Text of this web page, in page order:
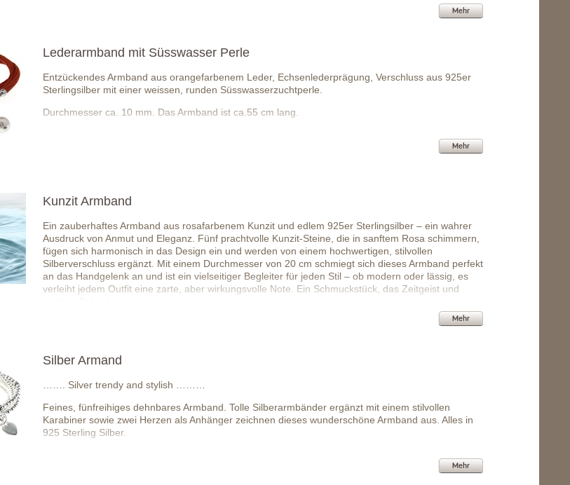
Mehr
Lederarmband mit Süsswasser Perle
Entzückendes Armband aus orangefarbenem Leder, Echsenlederprägung, Verschluss aus 925er
Sterlingsilber mit einer weissen, runden Süsswasserzuchtperle.
Durchmesser ca. 10 mm. Das Armband ist ca.55 cm lang.
Mehr
Kunzit Armband
Ein zauberhaftes Armband aus rosafarbenem Kunzit und edlem 925er Sterlingsilber – ein wahrer
Ausdruck von Anmut und Eleganz. Fünf prachtvolle Kunzit-Steine, die in sanftem Rosa schimmern,
fügen sich harmonisch in das Design ein und werden von einem hochwertigen, stilvollen
Silberverschluss ergänzt. Mit einem Durchmesser von 20 cm schmiegt sich dieses Armband perfekt
an das Handgelenk an und ist ein vielseitiger Begleiter für jeden Stil – ob modern oder lässig, es
verleiht jedem Outfit eine zarte, aber wirkungsvolle Note. Ein Schmuckstück, das Zeitgeist und
Mehr
Silber Armand
……. Silver trendy and stylish ………
Feines, fünfreihiges dehnbares Armband. Tolle Silberarmbänder ergänzt mit einem stilvollen
Karabiner sowie zwei Herzen als Anhänger zeichnen dieses wunderschöne Armband aus. Alles in
925 Sterling Silber.
Mehr